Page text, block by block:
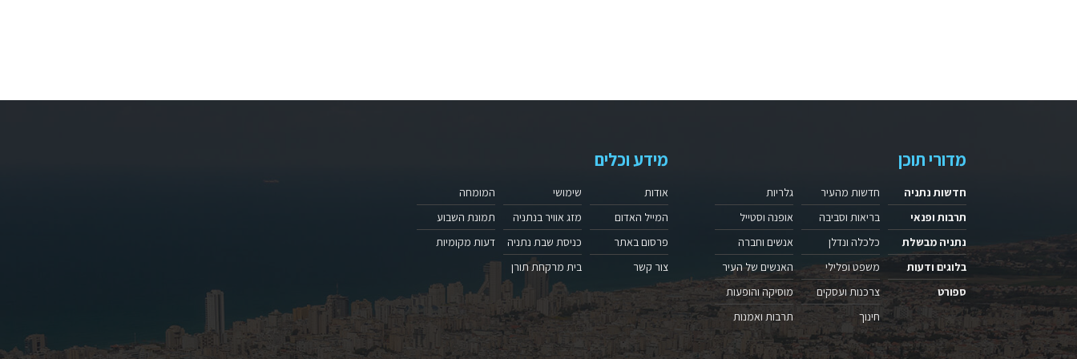
מדורי תוכן
חדשות נתניה
תרבות ופנאי
נתניה מבשלת
בלוגים ודעות
ספורט
חדשות מהעיר
בריאות וסביבה
כלכלה ונדלן
משפט ופלילי
צרכנות ועסקים
חינוך
גלריות
אופנה וסטייל
אנשים וחברה
האנשים של העיר
מוסיקה והופעות
תרבות ואמנות
מידע וכלים
אודות
המייל האדום
פרסום באתר
צור קשר
שימושי
מזג אוויר בנתניה
כניסת שבת נתניה
בית מרקחת תורן
המומחה
תמונת השבוע
דעות מקומיות